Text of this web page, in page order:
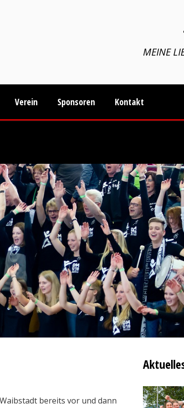
MEINE
Verein Sponsoren Kontakt
bereits vor und dann